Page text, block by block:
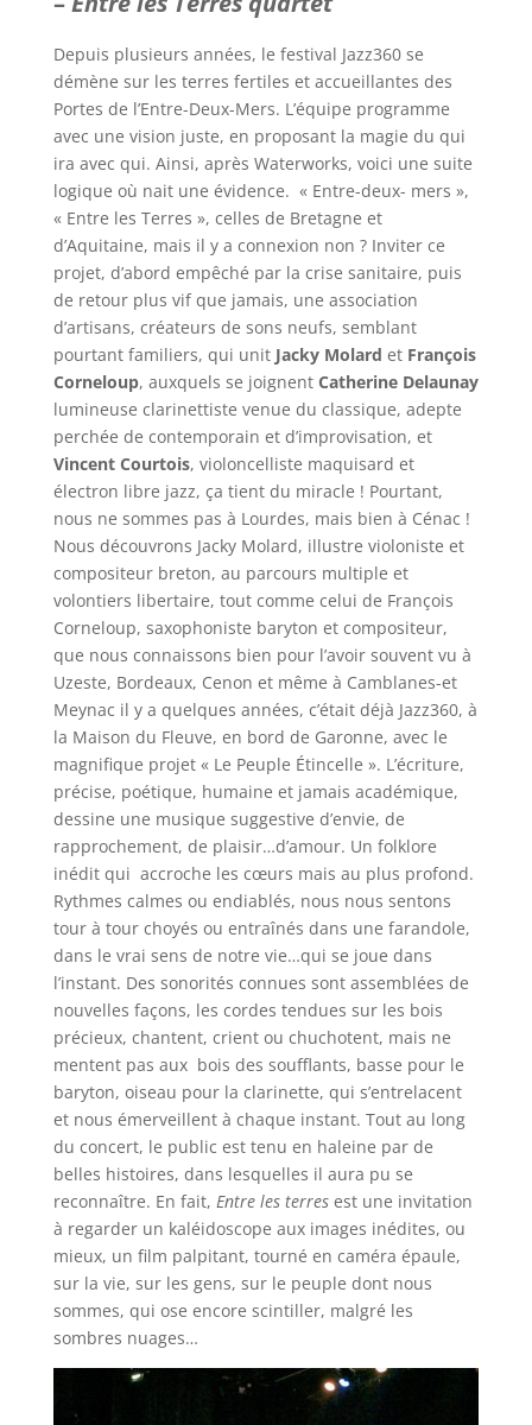
Depuis plusieurs années, le festival Jazz360 se
démène sur les terres fertiles et accueillantes des
Portes de l’Entre-Deux-Mers. L’équipe programme
avec une vision juste, en proposant la magie du qui
ira avec qui. Ainsi, après Waterworks, voici une suite
logique où nait une évidence. « Entre-deux- mers »,
« Entre les Terres », celles de Bretagne et
d’Aquitaine, mais il y a connexion non ? Inviter ce
projet, d’abord empêché par la crise sanitaire, puis
de retour plus vif que jamais, une association
d’artisans, créateurs de sons neufs, semblant
pourtant familiers, qui unit Jacky Molard et François
Corneloup, auxquels se joignent Catherine Delaunay
lumineuse clarinettiste venue du classique, adepte
perchée de contemporain et d’improvisation, et
Vincent Courtois, violoncelliste maquisard et
électron libre jazz, ça tient du miracle ! Pourtant,
nous ne sommes pas à Lourdes, mais bien à Cénac !
Nous découvrons Jacky Molard, illustre violoniste et
compositeur breton, au parcours multiple et
volontiers libertaire, tout comme celui de François
Corneloup, saxophoniste baryton et compositeur,
que nous connaissons bien pour l’avoir souvent vu à
Uzeste, Bordeaux, Cenon et même à Camblanes-et
Meynac il y a quelques années, c’était déjà Jazz360, à
la Maison du Fleuve, en bord de Garonne, avec le
magnifique projet « Le Peuple Étincelle ». L’écriture,
précise, poétique, humaine et jamais académique,
dessine une musique suggestive d’envie, de
rapprochement, de plaisir…d’amour. Un folklore
inédit qui accroche les cœurs mais au plus profond.
Rythmes calmes ou endiablés, nous nous sentons
tour à tour choyés ou entraînés dans une farandole,
dans le vrai sens de notre vie…qui se joue dans
l’instant. Des sonorités connues sont assemblées de
nouvelles façons, les cordes tendues sur les bois
précieux, chantent, crient ou chuchotent, mais ne
mentent pas aux bois des soufflants, basse pour le
baryton, oiseau pour la clarinette, qui s’entrelacent
et nous émerveillent à chaque instant. Tout au long
du concert, le public est tenu en haleine par de
belles histoires, dans lesquelles il aura pu se
reconnaître. En fait, Entre les terresest une invitation
à regarder un kaléidoscope aux images inédites, ou
mieux, un film palpitant, tourné en caméra épaule,
sur la vie, sur les gens, sur le peuple dont nous
sommes, qui ose encore scintiller, malgré les
sombres nuages…